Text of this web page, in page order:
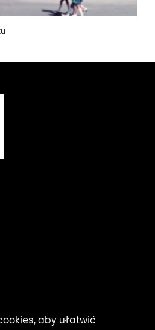
aby ułatwić